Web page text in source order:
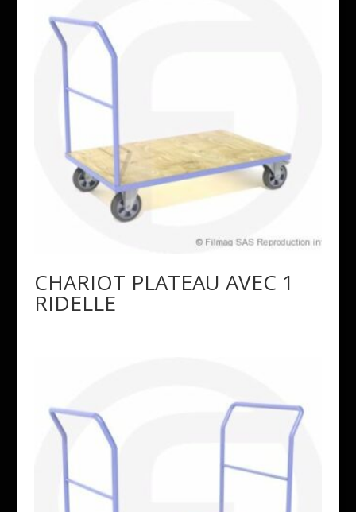
CHARIOT PLATEAU AVEC 1
RIDELLE